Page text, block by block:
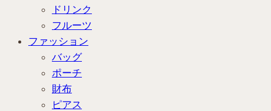
ドリンク
フルーツ
ファッション
バッグ
ポーチ
財布
ピアス